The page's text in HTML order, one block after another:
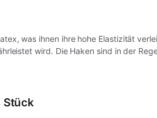
was ihnen ihre hohe Elastizität
wird. Die Haken sind in der
Stück